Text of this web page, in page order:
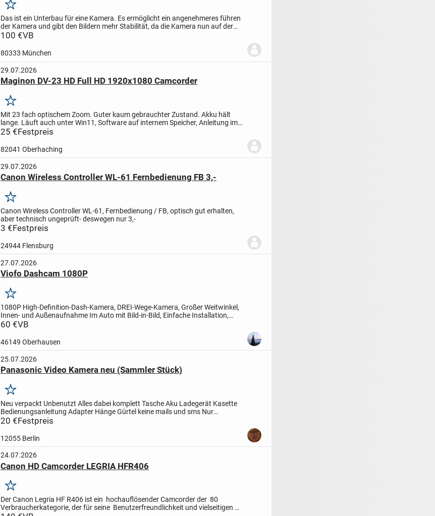
Merken
Das ist ein Unterbau für eine Kamera. Es ermöglicht ein angenehmeres führen
der Kamera und gibt den Bildern mehr Stabilität, da die Kamera nun auf der
Schulter platziert werden kann.
100 €VB
80333 München
29.07.2026
Maginon DV-23 HD Full HD 1920x1080 Camcorder
Merken
Mit 23 fach optischem Zoom. Guter kaum gebrauchter Zustand. Akku hält
lange. Läuft auch unter Win11, Software auf internem Speicher, Anleitung im
Net verfügbar. Sehr einfache Menueführung!
25 €Festpreis
82041 Oberhaching
29.07.2026
Canon Wireless Controller WL-61 Fernbedienung FB 3,-
Merken
Canon Wireless Controller WL-61, Fernbedienung / FB, optisch gut erhalten,
aber technisch ungeprüft- deswegen nur 3,-
3 €Festpreis
24944 Flensburg
27.07.2026
Viofo Dashcam 1080P
Merken
1080P High-Definition-Dash-Kamera, DREI-Wege-Kamera, Großer Weitwinkel,
Innen- und Außenaufnahme Im Auto mit Bild-in-Bild, Einfache Installation,
Unterstützung Mehrerer Sprachen. Kabel vorhanden. Noch...
60 €VB
46149 Oberhausen
25.07.2026
Panasonic Video Kamera neu (Sammler Stück)
Merken
Neu verpackt Unbenutzt Alles dabei komplett TascheAku Ladegerät Kasette
Bedienungsanleitung AdapterHänge Gürtel keine mails und sms Nur
Telefonisch erreichbar
20 €Festpreis
12055 Berlin
24.07.2026
Canon HD Camcorder LEGRIA HFR406
Merken
Der Canon Legria HF R406 ist ein hochauflösender Camcorder der 80
Verbraucherkategorie, der für seine Benutzerfreundlichkeit und vielseitigen